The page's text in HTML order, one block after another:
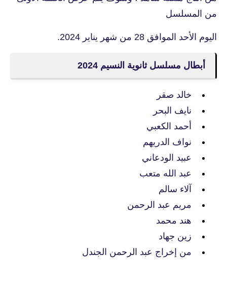
من المسلسل
اليوم الأحد الموافق 28 من شهر يناير 2024.
أبطال مسلسل ثانوية النسيم 2024
خالد صقر
نايف البحر
أحمد الكعبي
نواف الدريهم
عبيد الودعاني
عبد الله متعب
آلاء سالم
مريم عبد الرحمن
هند محمد
زين جهاد
من إخراج عبد الرحمن الجندل